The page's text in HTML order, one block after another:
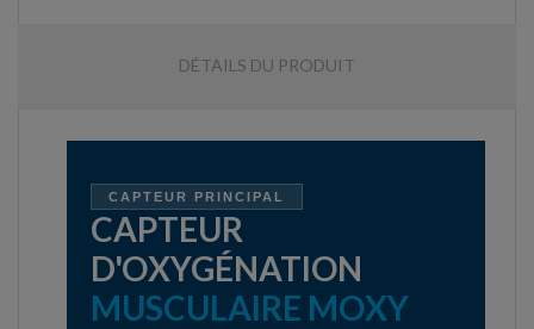
DÉTAILS DU PRODUIT
CAPTEUR PRINCIPAL
CAPTEUR
D'OXYGÉNATION
MUSCULAIRE MOXY